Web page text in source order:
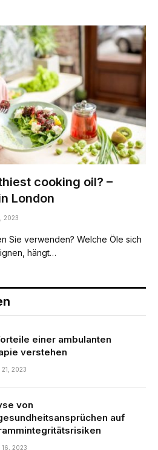
cooking oil? –
London
2023
Sie verwenden? Welche Öle sich
hängt…
einer ambulanten
verstehen
21, 2023
von
auf
16, 2023